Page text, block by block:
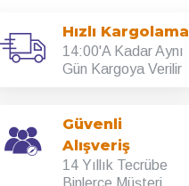
Hızlı Kargolama
14:00'A Kadar Aynı
Gün Kargoya Verilir
Güvenli
Alışveriş
14 Yıllık Tecrübe
Binlerce Müşteri